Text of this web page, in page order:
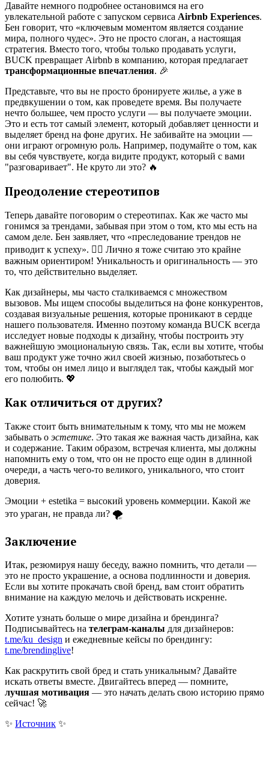
Давайте немного подробнее остановимся на его
увлекательной работе с запуском сервиса Airbnb Experiences.
Бен говорит, что «ключевым моментом является создание
мира, полного чудес». Это не просто слоган, а настоящая
стратегия. Вместо того, чтобы только продавать услуги,
BUCK превращает Airbnb в компанию, которая предлагает
трансформационные впечатления. 🎉
Представьте, что вы не просто бронируете жилье, а уже в
предвкушении о том, как проведете время. Вы получаете
нечто большее, чем просто услуги — вы получаете эмоции.
Это и есть тот самый элемент, который добавляет ценности и
выделяет бренд на фоне других. Не забивайте на эмоции —
они играют огромную роль. Например, подумайте о том, как
вы себя чувствуете, когда видите продукт, который с вами
"разговаривает". Не круто ли это? 🔥
Преодоление стереотипов
Теперь давайте поговорим о стереотипах. Как же часто мы
гонимся за трендами, забывая при этом о том, кто мы есть на
самом деле. Бен заявляет, что «преследование трендов не
приводит к успеху». 🤦‍♂️ Лично я тоже считаю это крайне
важным ориентиром! Уникальность и оригинальность — это
то, что действительно выделяет.
Как дизайнеры, мы часто сталкиваемся с множеством
вызовов. Мы ищем способы выделиться на фоне конкурентов,
создавая визуальные решения, которые проникают в сердце
нашего пользователя. Именно поэтому команда BUCK всегда
исследует новые подходы к дизайну, чтобы построить эту
важнейшую эмоциональную связь. Так, если вы хотите, чтобы
ваш продукт уже точно жил своей жизнью, позаботьтесь о
том, чтобы он имел лицо и выглядел так, чтобы каждый мог
его полюбить. 💖
Как отличиться от других?
Также стоит быть внимательным к тому, что мы не можем
забывать о эстетике. Это такая же важная часть дизайна, как
и содержание. Таким образом, встречая клиента, мы должны
напомнить ему о том, что он не просто еще один в длинной
очереди, а часть чего-то великого, уникального, что стоит
доверия.
Эмоции + estetika = высокий уровень коммерции. Какой же
это ураган, не правда ли? 🌪️
Заключение
Итак, резюмируя нашу беседу, важно помнить, что детали —
это не просто украшение, а основа подлинности и доверия.
Если вы хотите прокачать свой бренд, вам стоит обратить
внимание на каждую мелочь и действовать искренне.
Хотите узнать больше о мире дизайна и брендинга?
Подписывайтесь на телеграм-каналы для дизайнеров:
t.me/ku_design и ежедневные кейсы по брендингу:
t.me/brendinglive!
Как раскрутить свой бред и стать уникальным? Давайте
искать ответы вместе. Двигайтесь вперед — помните,
лучшая мотивация — это начать делать свою историю прямо
сейчас! 🚀
✨ Источник ✨